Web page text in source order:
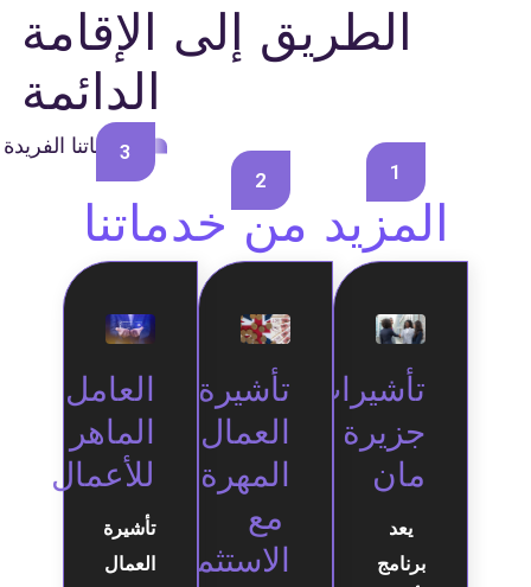
الطريق إلى الإقامة
الدائمة
خدماتنا الفريدة
المزيد من خدماتنا
1
تأشيرات
جزيرة
مان
يعد
برنامج
2
تأشيرة
العمال
المهرة
مع
الاستثمار
3
العامل
الماهر
للأعمال
تأشيرة
العمال